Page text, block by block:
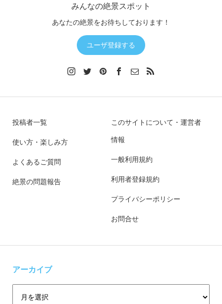
みんなの絶景スポット
あなたの絶景をお待ちしております！
ユーザ登録する
投稿者一覧
使い方・楽しみ方
よくあるご質問
絶景の問題報告
このサイトについて・運営者
情報
一般利用規約
利用者登録規約
プライバシーポリシー
お問合せ
アーカイブ